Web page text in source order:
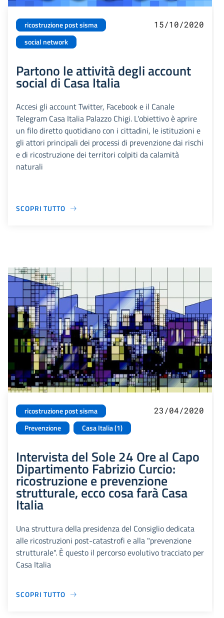
ricostruzione post sisma
social network
15/10/2020
Partono le attività degli account
social di Casa Italia
Accesi gli account Twitter, Facebook e il Canale
Telegram Casa Italia Palazzo Chigi. L'obiettivo è aprire
un filo diretto quotidiano con i cittadini, le istituzioni e
gli attori principali dei processi di prevenzione dai rischi
e di ricostruzione dei territori colpiti da calamità
naturali
SCOPRI TUTTO
ricostruzione post sisma
Prevenzione
Casa Italia (1)
23/04/2020
Intervista del Sole 24 Ore al Capo
Dipartimento Fabrizio Curcio:
ricostruzione e prevenzione
strutturale, ecco cosa farà Casa
Italia
Una struttura della presidenza del Consiglio dedicata
alle ricostruzioni post-catastrofi e alla "prevenzione
strutturale". È questo il percorso evolutivo tracciato per
Casa Italia
SCOPRI TUTTO